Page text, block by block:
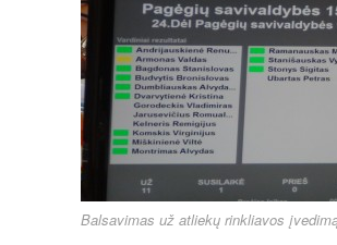
Balsavimas už atliekų rinkliavos